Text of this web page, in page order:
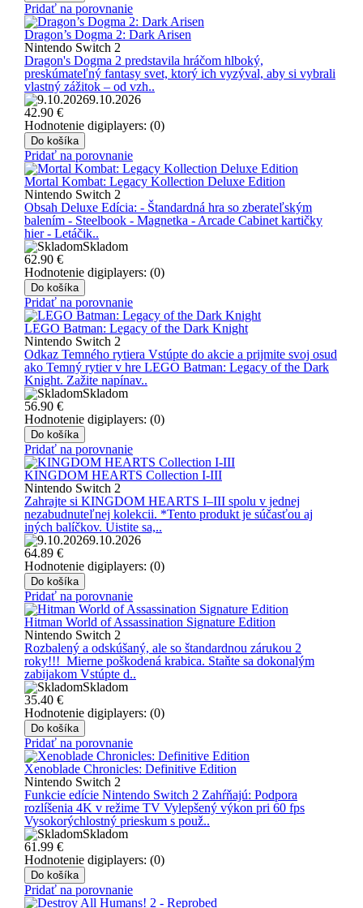
Pridať na porovnanie
Dragon’s Dogma 2: Dark Arisen
Nintendo Switch 2
Dragon's Dogma 2 predstavila hráčom hlboký,
preskúmateľný fantasy svet, ktorý ich vyzýval, aby si vybrali
vlastný zážitok – od vzh..
9.10.2026
42.90 €
Hodnotenie digiplayers: (0)
Do košíka
Pridať na porovnanie
Mortal Kombat: Legacy Kollection Deluxe Edition
Nintendo Switch 2
Obsah Deluxe Edícia: - Štandardná hra so zberateľským
balením - Steelbook - Magnetka - Arcade Cabinet kartičky
hier - Letáčik..
Skladom
62.90 €
Hodnotenie digiplayers: (0)
Do košíka
Pridať na porovnanie
LEGO Batman: Legacy of the Dark Knight
Nintendo Switch 2
Odkaz Temného rytiera Vstúpte do akcie a prijmite svoj osud
ako Temný rytier v hre LEGO Batman: Legacy of the Dark
Knight. Zažite napínav..
Skladom
56.90 €
Hodnotenie digiplayers: (0)
Do košíka
Pridať na porovnanie
KINGDOM HEARTS Collection I-III
Nintendo Switch 2
Zahrajte si KINGDOM HEARTS I–III spolu v jednej
nezabudnuteľnej kolekcii. *Tento produkt je súčasťou aj
iných balíčkov. Uistite sa,..
9.10.2026
64.89 €
Hodnotenie digiplayers: (0)
Do košíka
Pridať na porovnanie
Hitman World of Assassination Signature Edition
Nintendo Switch 2
Rozbalený a odskúšaný, ale so štandardnou zárukou 2
roky!!! Mierne poškodená krabica. Staňte sa dokonalým
zabijakom Vstúpte d..
Skladom
35.40 €
Hodnotenie digiplayers: (0)
Do košíka
Pridať na porovnanie
Xenoblade Chronicles: Definitive Edition
Nintendo Switch 2
Funkcie edície Nintendo Switch 2 Zahŕňajú: Podpora
rozlíšenia 4K v režime TV Vylepšený výkon pri 60 fps
Vysokorýchlostný prieskum s použ..
Skladom
61.99 €
Hodnotenie digiplayers: (0)
Do košíka
Pridať na porovnanie